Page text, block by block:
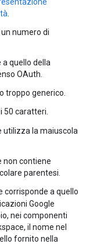
numero di
a quello della
OAuth.
troppo generico.
i 50 caratteri.
utilizza la maiuscola
non contiene
parentesi.
corrisponde a quello
Google
nei componenti
il nome nel
fornito nella